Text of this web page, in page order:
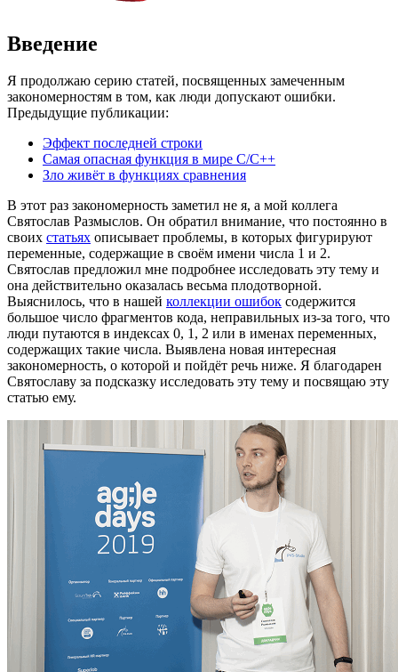
Введение
Я продолжаю серию статей, посвященных замеченным
закономерностям в том, как люди допускают ошибки.
Предыдущие публикации:
Эффект последней строки
Самая опасная функция в мире C/C++
Зло живёт в функциях сравнения
В этот раз закономерность заметил не я, а мой коллега
Святослав Размыслов. Он обратил внимание, что постоянно в
своих статьях описывает проблемы, в которых фигурируют
переменные, содержащие в своём имени числа 1 и 2.
Святослав предложил мне подробнее исследовать эту тему и
она действительно оказалась весьма плодотворной.
Выяснилось, что в нашей коллекции ошибок содержится
большое число фрагментов кода, неправильных из-за того, что
люди путаются в индексах 0, 1, 2 или в именах переменных,
содержащих такие числа. Выявлена новая интересная
закономерность, о которой и пойдёт речь ниже. Я благодарен
Святославу за подсказку исследовать эту тему и посвящаю эту
статью ему.